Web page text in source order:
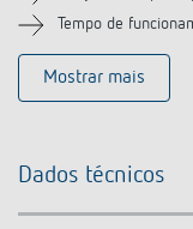
Tempo de
Mostrar mais
Dados técnicos